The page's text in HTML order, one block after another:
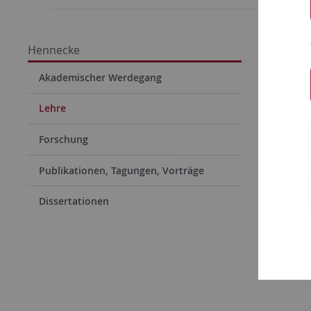
Hennecke
Akademischer Werdegang
Lehre
Forschung
Publikationen, Tagungen, Vorträge
Dissertationen
Prof.